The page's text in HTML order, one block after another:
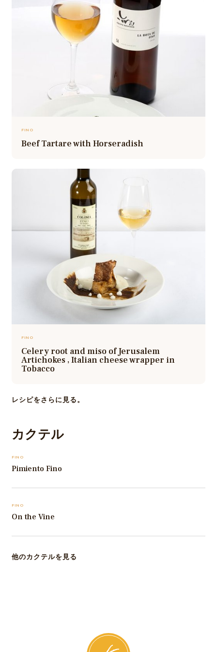
FINO
Beef Tartare with Horseradish
FINO
Celery root and miso of Jerusalem
Artichokes , Italian cheese wrapper in
Tobacco
レシピをさらに見る。
カクテル
FINO
Pimiento Fino
FINO
On the Vine
他のカクテルを見る